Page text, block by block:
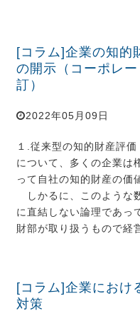
[コラム]企業の知的
の開示（コーポレ
訂）
2022年05月09日
１.従来型の知的財産評
について、多くの企業は
って自社の知的財産の価
しかるに、このような
に直結しない論理であっ
財部が取り扱うもので経
[コラム]企業におけ
対策